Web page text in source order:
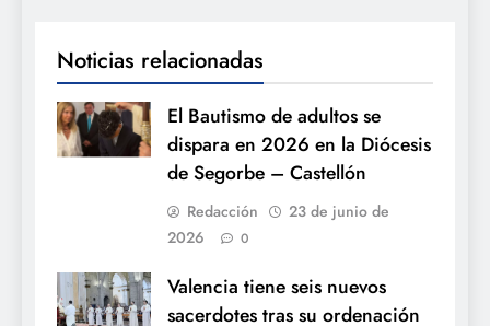
Noticias relacionadas
El Bautismo de adultos se
dispara en 2026 en la Diócesis
de Segorbe – Castellón
Redacción
23 de junio de
2026
0
Valencia tiene seis nuevos
sacerdotes tras su ordenación